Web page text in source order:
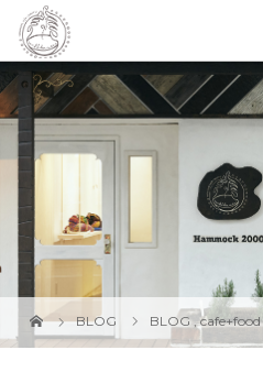
BLOG BLOG ,cafe+food